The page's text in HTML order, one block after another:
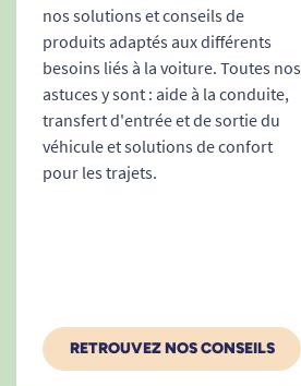
1
nos solutions et conseils de
produits adaptés aux différents
besoins liés à la voiture. Toutes nos
astuces y sont : aide à la conduite,
transfert d'entrée et de sortie du
véhicule et solutions de confort
pour les trajets.
RETROUVEZ NOS CONSEILS